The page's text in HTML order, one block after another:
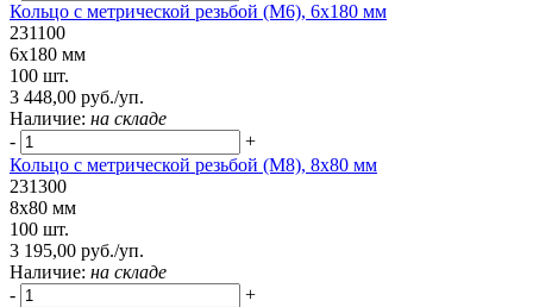
Кольцо с метрической резьбой (М6), 6х180 мм
231100
6х180 мм
100 шт.
3 448,00 руб./уп.
Наличие: на складе
-
+
Кольцо с метрической резьбой (М8), 8х80 мм
231300
8х80 мм
100 шт.
3 195,00 руб./уп.
Наличие: на складе
-
+